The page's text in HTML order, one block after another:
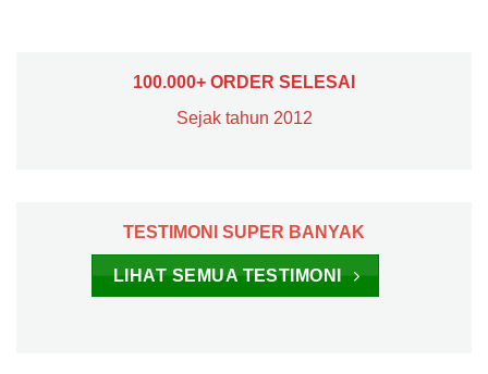
100.000+ ORDER SELESAI
Sejak tahun 2012
TESTIMONI SUPER BANYAK
LIHAT SEMUA TESTIMONI